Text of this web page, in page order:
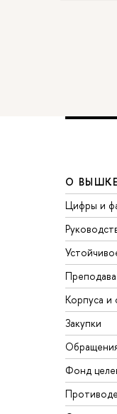
О ВЫШКЕ
Цифры и
Корпуса и
Закупки
Фонд